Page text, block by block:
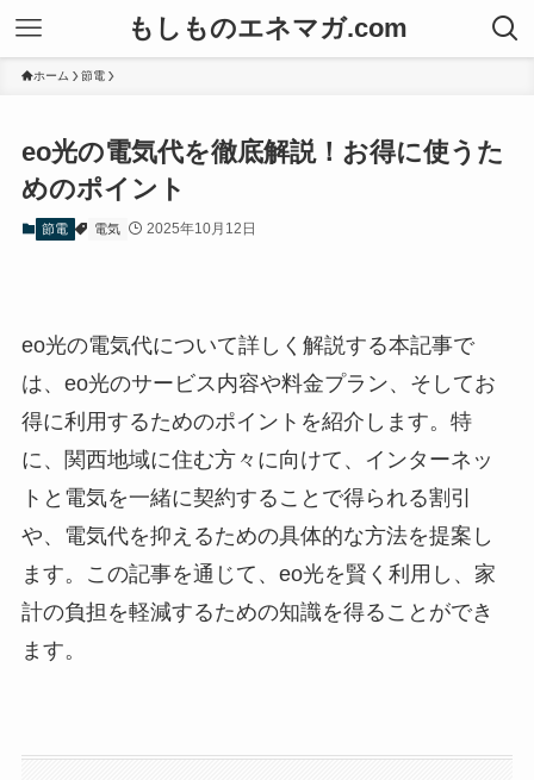
もしものエネマガ.com
ホーム 節電
eo光の電気代を徹底解説！お得に使うた
めのポイント
節電 電気 2025年10月12日
eo光の電気代について詳しく解説する本記事で
は、eo光のサービス内容や料金プラン、そしてお
得に利用するためのポイントを紹介します。特
に、関西地域に住む方々に向けて、インターネッ
トと電気を一緒に契約することで得られる割引
や、電気代を抑えるための具体的な方法を提案し
ます。この記事を通じて、eo光を賢く利用し、家
計の負担を軽減するための知識を得ることができ
ます。